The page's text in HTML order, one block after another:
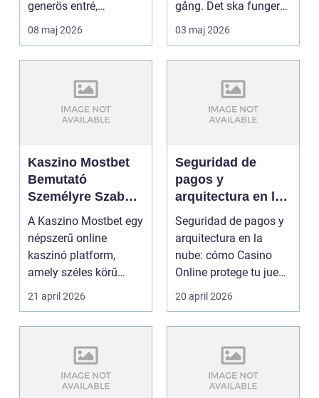
generös entré,
samtidigt som huset
08 maj 2026
gång. Det ska fungera
i vardagen, hålla för...
03 maj 2026
Kaszino Mostbet
Bemutató
Személyre Szabott
Áttekintés
A Kaszino Mostbet egy
népszerű online
kaszinó platform,
amely széles körű
játékkínálatával és
21 april 2026
Seguridad de
pagos y
arquitectura en la
nube: cómo
Casino Online
protege tu juego
Seguridad de pagos y
arquitectura en la
nube: cómo Casino
Online protege tu juego
Los jugadores de ...
20 april 2026